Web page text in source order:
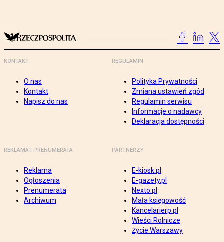
KONTAKT
O nas
Kontakt
Napisz do nas
REGULAMIN
Polityka Prywatności
Zmiana ustawień zgód
Regulamin serwisu
Informacje o nadawcy
Deklaracja dostępności
REKLAMA I PRENUMERATA
Reklama
Ogłoszenia
Prenumerata
Archiwum
PARTNERZY
E-kiosk.pl
E-gazety.pl
Nexto.pl
Mała księgowość
Kancelarierp.pl
Wieści Rolnicze
Życie Warszawy